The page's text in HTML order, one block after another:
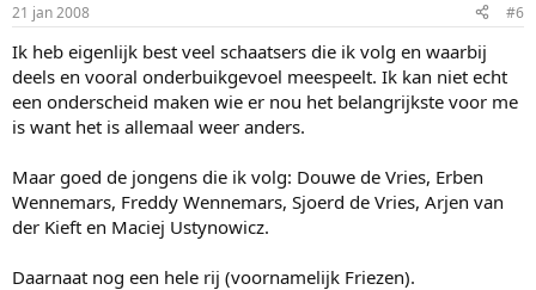
21 jan 2008 #6
Ik heb eigenlijk best veel schaatsers die ik volg en waarbij
deels en vooral onderbuikgevoel meespeelt. Ik kan niet echt
een onderscheid maken wie er nou het belangrijkste voor me
is want het is allemaal weer anders.
Maar goed de jongens die ik volg: Douwe de Vries, Erben
Wennemars, Freddy Wennemars, Sjoerd de Vries, Arjen van
der Kieft en Maciej Ustynowicz.
Daarnaat nog een hele rij (voornamelijk Friezen).